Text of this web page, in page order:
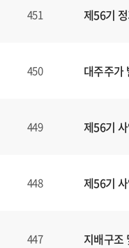
451 제56기
450 대주주가
449 제56기
448 제56기
447 지배구조